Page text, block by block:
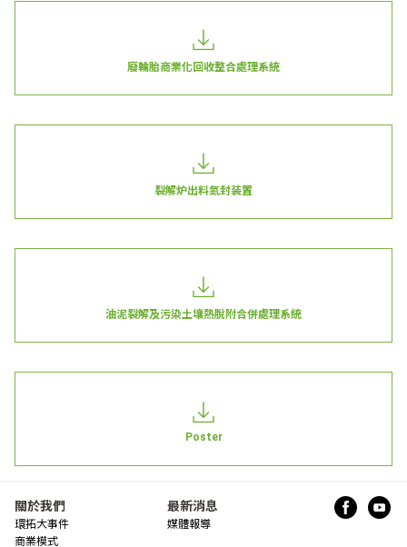
廢輪胎商業化回收整合處理系統
裂解炉出料氮封装置
油泥裂解及污染土壤熱脫附合併處理系統
Poster
關於我們
環拓大事件
商業模式
最新消息
媒體報導